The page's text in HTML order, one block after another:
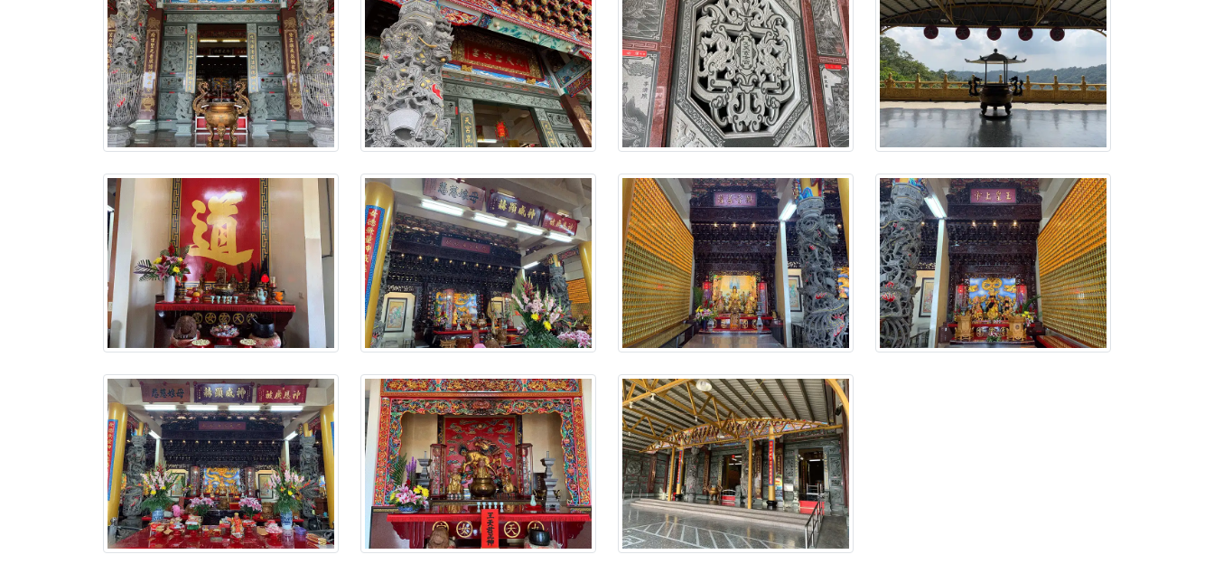
【新北八里 紫德宮】丙午年中元普渡讚普超薦法會，普施眾生・慎終追遠・廣植福田
【台北北投金虎爺會】父親節陪爸爸一起闖關趣，邀請大小朋友一起留下珍貴的家庭回憶
【新北八里 紫德宮】父親節奉茶感恩活動，一杯茶，一份心意；一句感謝，一生難忘。
【桃園新屋 深圳玄天宮】農曆七月擴大犒軍科儀，吉祥月不只有普渡祈福，也有一份感謝守護的虔誠心意
【桃園新屋 深圳玄天宮】七娘媽聖誕祝壽慶典，誠摯邀請十方善信大德攜家帶眷前來參香，共同向七娘媽祝壽祈福
歡迎友廟長官、小編加入我們LINE官方帳號，讓我們協助您的廟宇推廣。
歡迎信眾分享您前往廟宇的參拜體驗，推廣您的信仰